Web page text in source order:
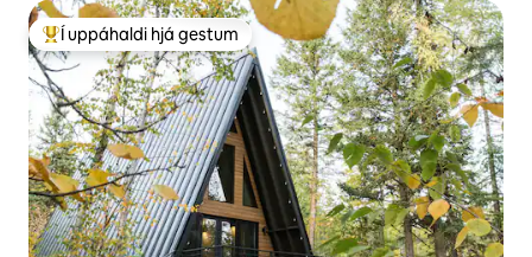
Í mestu uppáhaldi hjá gestum
Í uppáhaldi hjá gestum